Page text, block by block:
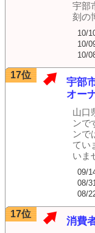
宇部
刻の
10/
10/
10/
17位
宇部
オー
山口
ンで
ンで
てい
いま
09/
08/
08/
17位
消費